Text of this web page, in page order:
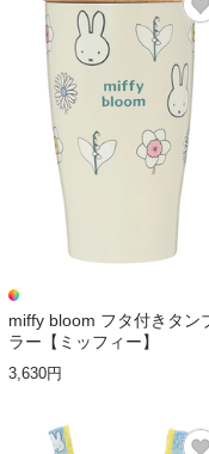
miffy bloom フタ付きタン
ラー【ミッフィー】
3,630円